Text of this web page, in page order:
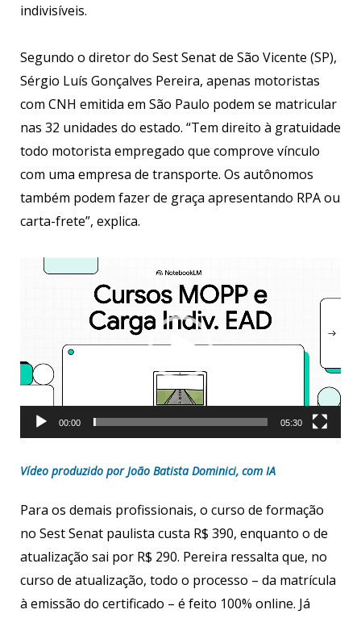
indivisíveis.
Segundo o diretor do Sest Senat de São Vicente (SP),
Sérgio Luís Gonçalves Pereira, apenas motoristas
com CNH emitida em São Paulo podem se matricular
nas 32 unidades do estado. “Tem direito à gratuidade
todo motorista empregado que comprove vínculo
com uma empresa de transporte. Os autônomos
também podem fazer de graça apresentando RPA ou
carta-frete”, explica.
Tocador
00:00 05:30
Vídeo produzido por João Batista Dominici, com IA
Para os demais profissionais, o curso de formação
no Sest Senat paulista custa R$ 390, enquanto o de
atualização sai por R$ 290. Pereira ressalta que, no
curso de atualização, todo o processo – da matrícula
à emissão do certificado – é feito 100% online. Já